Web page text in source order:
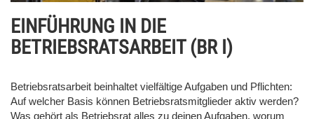
EINFÜHRUNG IN DIE
BETRIEBSRATSARBEIT (BR I)
Betriebsratsarbeit beinhaltet vielfältige Aufgaben und Pflichten:
Auf welcher Basis können Betriebsratsmitglieder aktiv werden?
Was gehört als Betriebsrat alles zu deinen Aufgaben, worum